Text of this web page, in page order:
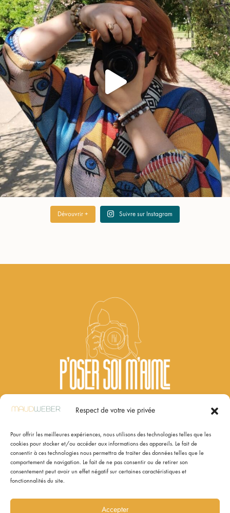
Respect de votre vie privée
Pour offrir les meilleures expériences, nous utilisons des technologies telles que les
cookies pour stocker et/ou accéder aux informations des appareils. Le fait de
consentir à ces technologies nous permettra de traiter des données telles que le
comportement de navigation. Le fait de ne pas consentir ou de retirer son
consentement peut avoir un effet négatif sur certaines caractéristiques et
fonctionnalités du site.
Accepter :
Dévouvrir + Suivre sur Instagram
PHOTO-THÉRAPIE, PHOTO-BRANDING
Photographe à Angers